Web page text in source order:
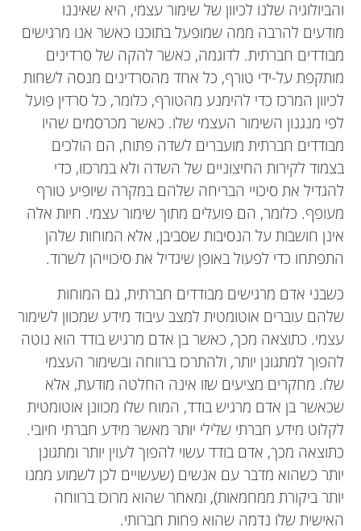
והביולוגיה שלנו לכיוון של שימור עצמי, היא שאיננו
מודעים להרבה ממה שמופעל בתוכנו כאשר אנו מרגישים
מבודדים חברתית. לדוגמה, כאשר להקה של סרדינים
מותקפת על-ידי טורף, כל אחד מהסרדינים מנסה לשחות
לכיוון המרכז כדי להימנע מהטורף, כלומר, כל סרדין פועל
לפי מנגנון השימור העצמי שלו. כאשר מכרסמים שהיו
מבודדים חברתית מועברים לשדה פתוח, הם הולכים
בצמוד לקירות החיצוניים של השדה ולא במרכזו, כדי
להגדיל את סיכויי הבריחה שלהם במקרה שיופיע טורף
מעופף. כלומר, הם פועלים מתוך שימור עצמי. חיות אלה
אינן חושבות על הנסיבות שסביבן, אלא המוחות שלהן
התפתחו כדי לפעול באופן שיגדיל את סיכוייהן לשרוד.
כשבני אדם מרגישים מבודדים חברתית, גם המוחות
שלהם עוברים אוטומטית למצב עיבוד מידע שמכוון לשימור
עצמי. כתוצאה מכך, כאשר בן אדם מרגיש בודד הוא נוטה
להפוך למתגונן יותר, ולהתרכז ברווחה ובשימור העצמי
שלו. מחקרים מציעים שזו אינה החלטה מודעת, אלא
שכאשר בן אדם מרגיש בודד, המוח שלו מכוונן אוטומטית
לקלוט מידע חברתי שלילי יותר מאשר מידע חברתי חיובי.
כתוצאה מכך, אדם בודד עשוי להפוך לעוין יותר ומתגונן
יותר כשהוא מדבר עם אנשים (שעשויים לכן לשמוע ממנו
יותר ביקורת ממחמאות), ומאחר שהוא מרוכז ברווחה
האישית שלו נדמה שהוא פחות חברותי.